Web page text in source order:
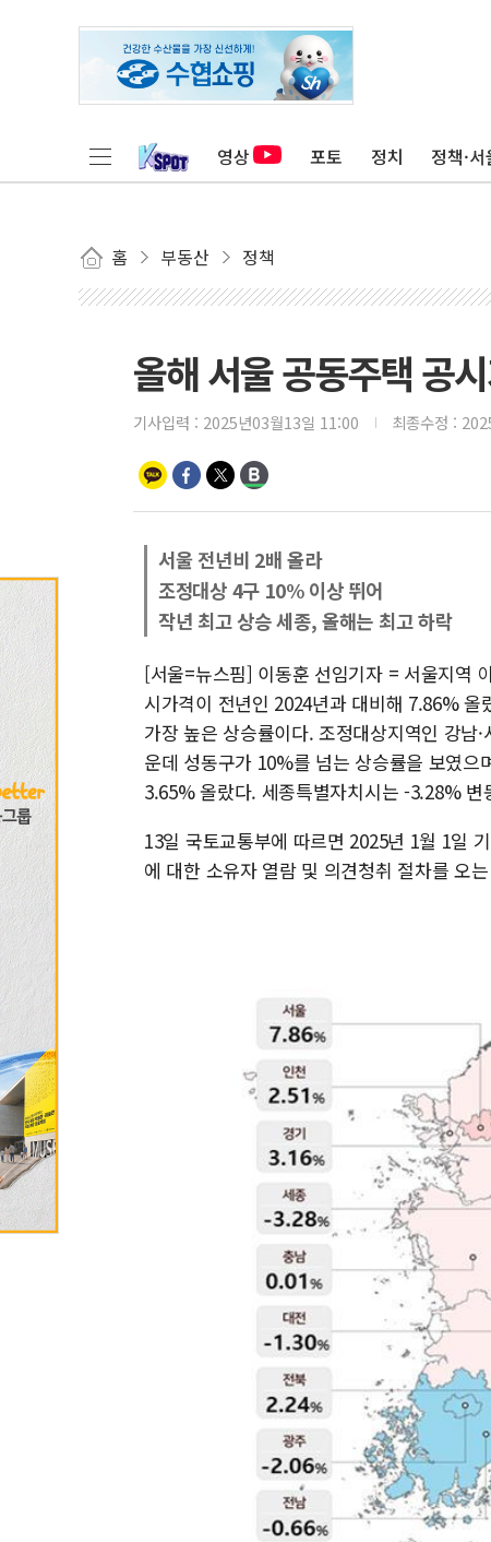
영상 포토 정치 정책·서
홈 부동산 정책
올해 서울 공동주택 공
기사입력 : 2025년03월13일 11:00 최종수정 :
서울 전년비 2배 올라
조정대상 4구 10% 이상 뛰어
작년 최고 상승 세종, 올해는 최고 하락
[서울=뉴스핌] 이동훈 선임기자 = 서울지역
시가격이 전년인 2024년과 대비해 7.86%
가장 높은 상승률이다. 조정대상지역인 강남
운데 성동구가 10%를 넘는 상승률을 보였
3.65% 올랐다. 세종특별자치시는 -3.28%
13일 국토교통부에 따르면 2025년 1월 1일
에 대한 소유자 열람 및 의견청취 절차를 오